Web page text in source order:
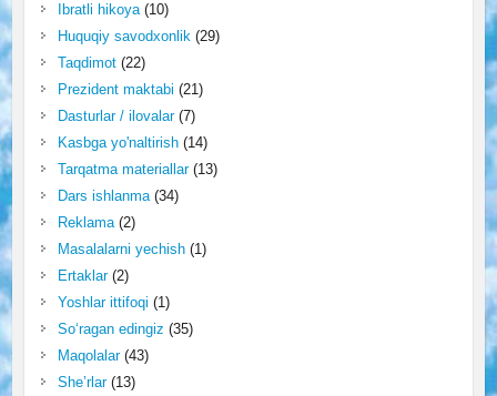
Ibratli hikoya(10)
Huquqiy savodxonlik(29)
Taqdimot(22)
Prezident maktabi (21)
Dasturlar / ilovalar(7)
Kasbga yo'naltirish(14)
Tarqatma materiallar(13)
Dars ishlanma(34)
Reklama(2)
Masalalarni yechish(1)
Ertaklar(2)
Yoshlar ittifoqi (1)
So‘ragan edingiz (35)
Maqolalar(43)
She’rlar(13)